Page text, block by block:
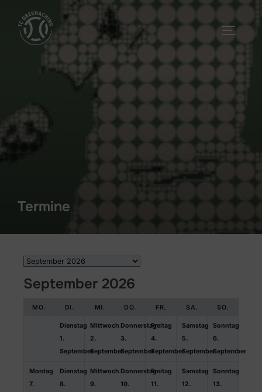
Termine
September 2026
MO. DI. MI. DO. FR. SA. SO.
Dienstag
1.
September
Mittwoch
2.
September
Donnerstag
3.
September
Freitag
4.
September
Samstag
5.
September
Sonntag
6.
September
Montag
7.
Dienstag
8.
Mittwoch
9.
Donnerstag
10.
Freitag
11.
Samstag
12.
Sonntag
13.